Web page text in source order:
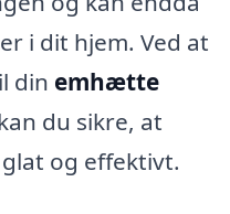
i dit hjem. Ved at
din emhætte
du sikre, at
og effektivt.